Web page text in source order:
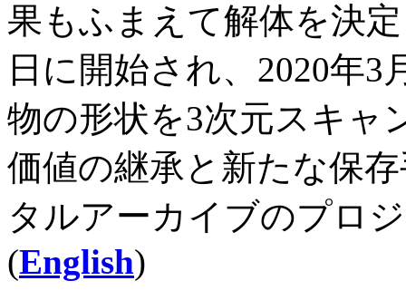
果もふまえて解体を決
日に開始され、2020年
物の形状を3次元スキャ
価値の継承と新たな保
タルアーカイブのプロ
(English)